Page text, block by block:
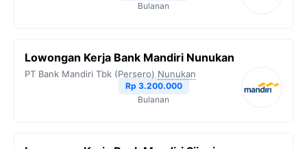
Bulanan
Lowongan Kerja Bank Mandiri Nunukan
PT Bank Mandiri Tbk (Persero) Nunukan
Rp 3.200.000
Bulanan